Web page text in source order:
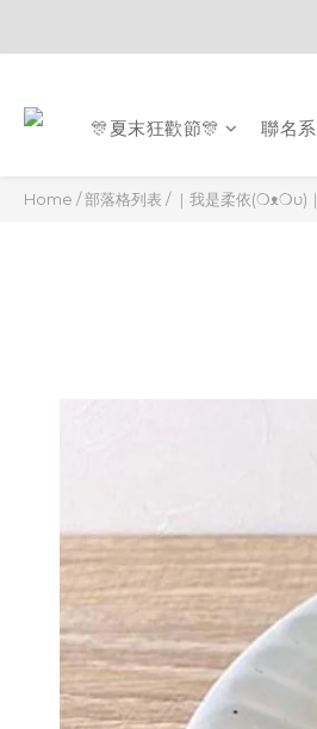
🎊夏末狂歡節🎊 聯名
Home /部落格列表 / ｜我是柔依(❍ᴥ❍ʋ)